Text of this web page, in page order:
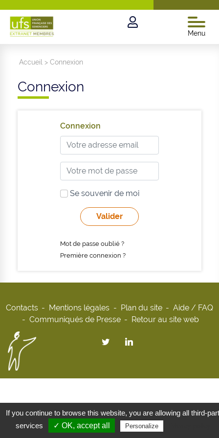
Menu
Accueil >Connexion
Connexion
Connexion
Se souvenir de moi
Mot de passe oublié ?
Première connexion ?
Contacts Mentions légales Plan du site
Aide / FAQ
Communiqués de Presse
Retour au site web
If you continue to browse this website, you are allowing all third-
services
✓ OK, accept all Personalize